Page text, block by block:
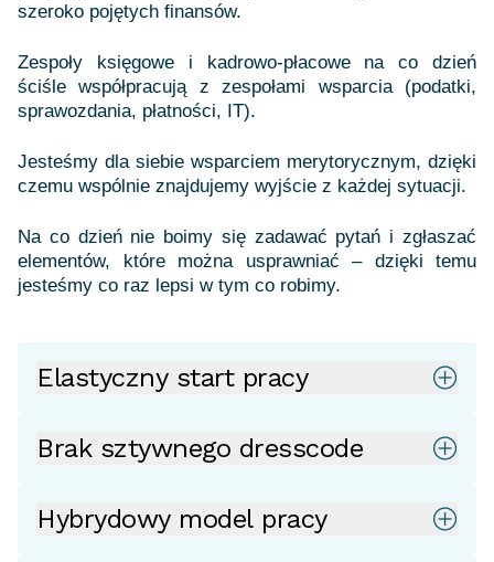
szeroko pojętych finansów.
Zespoły księgowe i kadrowo-płacowe na co dzień
ściśle współpracują z zespołami wsparcia (podatki,
sprawozdania, płatności, IT).
Jesteśmy dla siebie wsparciem merytorycznym, dzięki
czemu wspólnie znajdujemy wyjście z każdej sytuacji.
Na co dzień nie boimy się zadawać pytań i zgłaszać
elementów, które można usprawniać – dzięki temu
jesteśmy co raz lepsi w tym co robimy.
Elastyczny start pracy
Brak sztywnego dresscode
Hybrydowy model pracy